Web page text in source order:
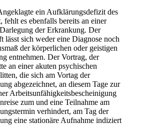
ein Aufklärungsdefizit des
fehlt es ebenfalls bereits an einer
der Erkrankung. Der
lässt sich weder eine Diagnose noch
der körperlichen oder geistigen
entnehmen. Der Vortrag, der
an einer akuten psychischen
die sich am Vortag der
abgezeichnet, an diesem Tage zur
Arbeitsunfähigkeitsbescheinigung
zum und eine Teilnahme am
verhindert, am Tag der
eine stationäre Aufnahme indiziert